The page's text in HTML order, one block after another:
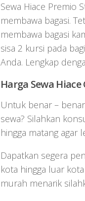
Sewa Hiace Premio
membawa bagasi.
membawa bagasi
sisa 2 kursi pada
Anda. Lengkap
Harga Sewa
Untuk benar –
sewa? Silahkan
hingga matang agar
Dapatkan segera
kota hingga luar
murah menarik